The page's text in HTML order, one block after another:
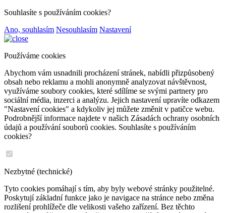
Souhlasíte s používáním cookies?
Ano, souhlasím Nesouhlasím Nastavení
Používáme cookies
Abychom vám usnadnili procházení stránek, nabídli přizpůsobený
obsah nebo reklamu a mohli anonymně analyzovat návštěvnost,
využíváme soubory cookies, které sdílíme se svými partnery pro
sociální média, inzerci a analýzu. Jejich nastavení upravíte odkazem
"Nastavení cookies" a kdykoliv jej můžete změnit v patičce webu.
Podrobnější informace najdete v našich Zásadách ochrany osobních
údajů a používání souborů cookies. Souhlasíte s používáním
cookies?
Nezbytné (technické)
Tyto cookies pomáhají s tím, aby byly webové stránky použitelné.
Poskytují základní funkce jako je navigace na stránce nebo změna
rozlišení prohlížeče dle velikosti vašeho zařízení. Bez těchto